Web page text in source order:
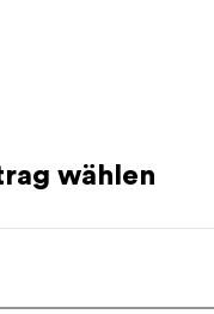
wählen